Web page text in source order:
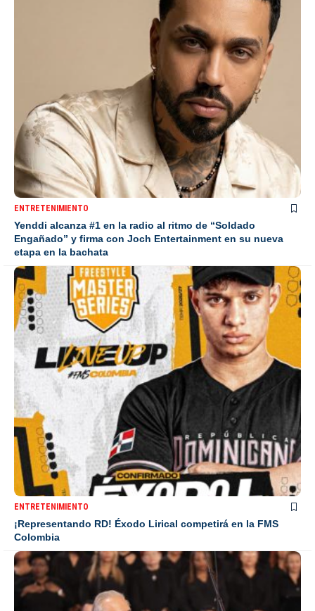
ENTRETENIMIENTO
Yenddi alcanza #1 en la radio al ritmo de “Soldado
Engañado” y firma con Joch Entertainment en su nueva
etapa en la bachata
ENTRETENIMIENTO
¡Representando RD! Éxodo Lirical competirá en la FMS
Colombia